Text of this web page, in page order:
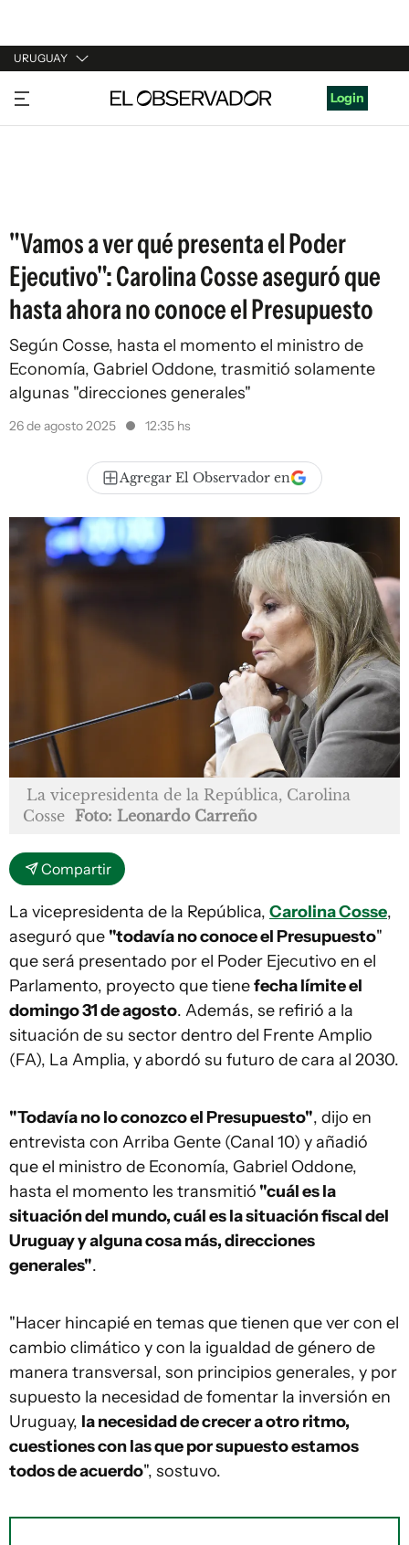
URUGUAY
URUGUAY
ARGENTINA
Login
"Vamos a ver qué presenta el Poder
Ejecutivo": Carolina Cosse aseguró que
hasta ahora no conoce el Presupuesto
Según Cosse, hasta el momento el ministro de
Economía, Gabriel Oddone, trasmitió solamente
algunas "direcciones generales"
26 de agosto 2025 12:35 hs
Agregar El Observador en
La vicepresidenta de la República, Carolina
Cosse Foto: Leonardo Carreño
Compartir
La vicepresidenta de la República, Carolina Cosse,
aseguró que "todavía no conoce el Presupuesto"
que será presentado por el Poder Ejecutivo en el
Parlamento, proyecto que tienefecha límite el
domingo 31 de agosto. Además, se refirió a la
situación de su sector dentro del Frente Amplio
(FA), La Amplia, y abordó su futuro de cara al 2030.
"Todavía no lo conozco el Presupuesto", dijo en
entrevista con Arriba Gente (Canal 10) y añadió
que el ministro de Economía, Gabriel Oddone,
hasta el momento les transmitió "cuál es la
situación del mundo, cuál es la situación fiscal del
Uruguay y alguna cosa más, direcciones
generales".
"Hacer hincapié en temas que tienen que ver con el
cambio climático y con la igualdad de género de
manera transversal, son principios generales, y por
supuesto la necesidad de fomentar la inversión en
Uruguay, la necesidad de crecer a otro ritmo,
cuestiones con las que por supuesto estamos
todos de acuerdo", sostuvo.